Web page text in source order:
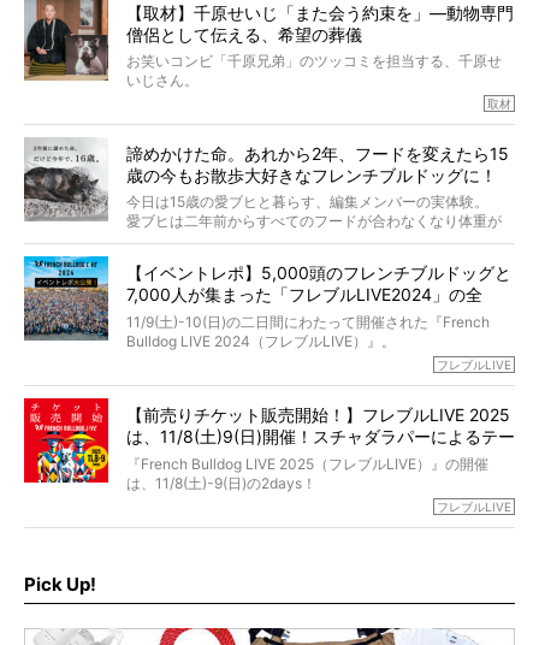
力をもつお笑い芸人「シークエンスはやとも」さんに、愛
犬の旅立ちや供養についてインタビュー。
インタビュアー兼対談相手は、大の犬好きで心霊分野の知
識にも長けているPELIさん。
「愛犬が旅立ったあと、ベッドやおもちゃはどうすればい
くれる？」
さらには、霊感がない人でも愛犬が成仏したことを知る方
法まで。
お笑い芸人だからこそ暗くなりすぎない、むしろ心がスッ
と軽くなる。
永久保存版のスペシャル対談です！
【取材】千原せいじ「また会う約束を」―動物専門
僧侶として伝える、希望の葬儀
お笑いコンビ「千原兄弟」のツッコミを担当する、千原せ
いじさん。
た。
僧侶としての名は「靖賢（せいけん）」。
当時54歳という年齢にして、なぜ動物専門僧侶という道を
選んだのか。
また、愛犬の旅立ちとどのように向き合うべきなのか。
た。
取材
諦めかけた命。あれから2年、フードを変えたら15
歳の今もお散歩大好きなフレンチブルドッグに！
今日は15歳の愛ブヒと暮らす、編集メンバーの実体験。
愛ブヒは二年前からすべてのフードが合わなくなり体重が
激減。検査をしても異常はなく「年齢のせいですね…」と言
もう諦めるしかないのかな…そんなとき、我が家に届いたの
が「THE fu-do(ザ・フード)」の試食品でした。
そして「THE fu-do(ザ・フード)」を食べつづけて二年、愛
ブヒは15歳になり、今も元気にお散歩をしています。
今回は、二年前の絶望から今までを包み隠さず、時系列で
【イベントレポ】5,000頭のフレンチブルドッグと
7,000人が集まった「フレブルLIVE2024」の全
貌！
11/9(土)-10(日)の二日間にわたって開催された『French
Bulldog LIVE 2024（フレブルLIVE）』。
今年はのべ5,000頭のフレンチブルドッグと7,000人のフレ
day1の司会はフレブルラバーのロッチさん。day2の音楽フ
ェスには世代ど真ん中のPUFFYが出演するなど、例年以上
に豪華なラインナップ。
北は北海道、南は鹿児島県から。全国のフレンチブルドッ
グが一堂に会した「フレブルLIVE2024」の模様を、詳しく
フレブルLIVE
【前売りチケット販売開始！】フレブルLIVE 2025
は、11/8(土)9(日)開催！スチャダラパーによるテー
マソング制作も決定
『French Bulldog LIVE 2025（フレブルLIVE）』の開催
は、11/8(土)-9(日)の2days！
お得な前売りチケット、いよいよ販売スタートです！
ど、内容盛りだくさんでお送りしていますので、最後まで
フレブルLIVE
Pick Up!